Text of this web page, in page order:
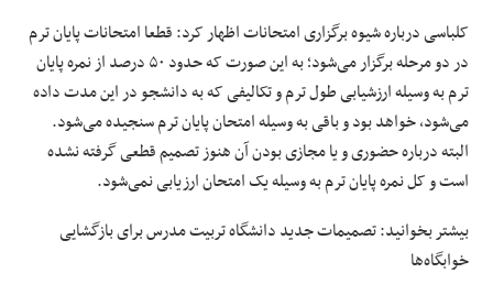
کلباسی درباره شیوه برگزاری امتحانات اظهار کرد: قطعا امتحانات پایان ترم
در دو مرحله برگزار می‌شود؛ به این صورت که حدود ۵۰ درصد از نمره پایان
ترم به وسیله ارزشیابی طول ترم و تکالیفی که به دانشجو در این مدت داده
می‌شود، خواهد بود و باقی به وسیله امتحان پایان ترم سنجیده می‌شود.
البته درباره حضوری و یا مجازی بودن آن هنوز تصمیم قطعی گرفته نشده
است و کل نمره پایان ترم به وسیله یک امتحان ارزیابی نمی‌شود.
بیشتر بخوانید:تصمیمات جدید دانشگاه تربیت مدرس برای بازگشایی‌
خوابگاه‌ها